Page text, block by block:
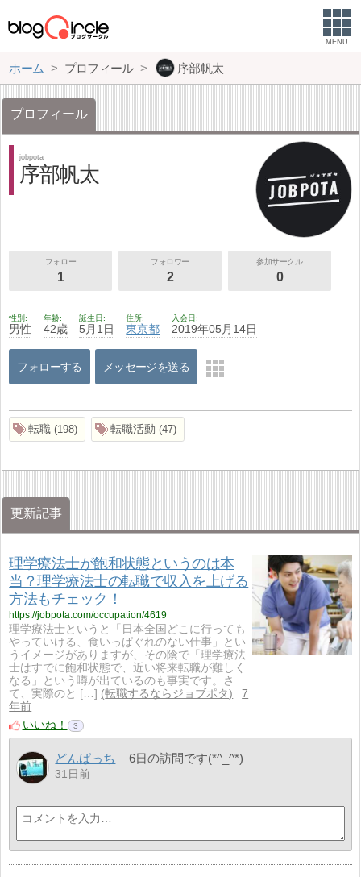
MENU
ホーム プロフィール 序部帆太
プロフィール
jobpota
序部帆太
フォロー
1
フォロワー
2
参加サークル
0
性別
男性
年齢
42歳
誕生日
5月1日
住所
東京都
入会日
2019年05月14日
フォローする メッセージを送る
転職 198 転職活動 47
更新記事
理学療法士が飽和状態というのは本
当？理学療法士の転職で収入を上げる
方法もチェック！
https://jobpota.com/occupation/4619
理学療法士というと「日本全国どこに行っても
やっていける、食いっぱぐれのない仕事」とい
うイメージがありますが、その陰で「理学療法
士はすでに飽和状態で、近い将来転職が難しく
なる」という噂が出ているのも事実です。さ
て、実際のと […]
転職するならジョブポタ
7
年前
いいね！
3
どんぱっち 6日の訪問です(*^_^*)
31日前